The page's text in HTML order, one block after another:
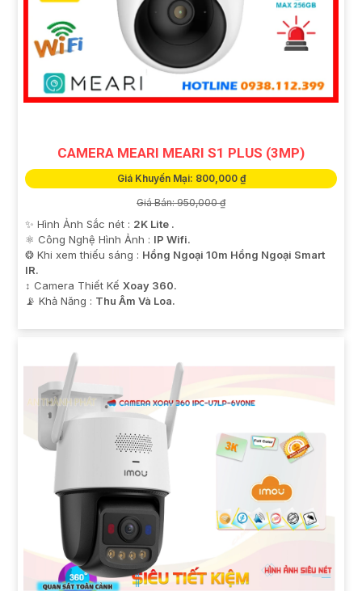
CAMERA MEARI MEARI S1 PLUS (3MP)
Giá Khuyến Mại: 800,000 ₫
Giá Bán: 950,000 ₫
✨ Hình Ảnh Sắc nét : 2K Lite .
⚛️ Công Nghệ Hình Ảnh : IP Wifi.
❂ Khi xem thiếu sáng : Hồng Ngoại 10m Hồng Ngoại Smart
IR.
↕️ Camera Thiết Kế Xoay 360.
️📡 Khả Năng : Thu Âm Và Loa.